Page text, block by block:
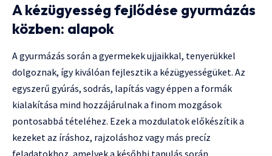
A kézügyesség fejlődése gyurmázás
közben: alapok
A gyurmázás során a gyermekek ujjaikkal, tenyerükkel
dolgoznak, így kiválóan fejlesztik a kézügyességüket. Az
egyszerű gyúrás, sodrás, lapítás vagy éppen a formák
kialakítása mind hozzájárulnak a finom mozgások
pontosabbá tételéhez. Ezek a mozdulatok előkészítik a
kezeket az íráshoz, rajzoláshoz vagy más precíz
feladatokhoz, amelyek a későbbi tanulás során